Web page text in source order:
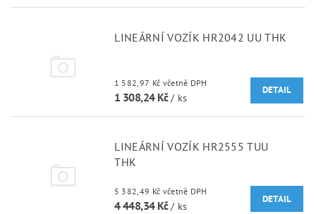
LINEÁRNÍ VOZÍK HR2042 UU THK
1 582,97 Kč včetně DPH
1 308,24 Kč/ ks
DETAIL
LINEÁRNÍ VOZÍK HR2555 TUU
THK
5 382,49 Kč včetně DPH
4 448,34 Kč/ ks
DETAIL